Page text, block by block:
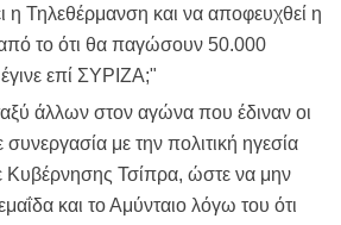
η Τηλεθέρμανση και να αποφευχθεί η
το ότι θα παγώσουν 50.000
επί ΣΥΡΙΖΑ;"
άλλων στον αγώνα που έδιναν οι
συνεργασία με την πολιτική ηγεσία
Κυβέρνησης Τσίπρα, ώστε να μην
και το Αμύνταιο λόγω του ότι